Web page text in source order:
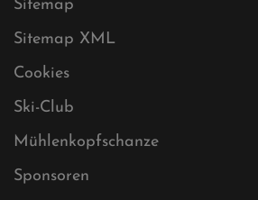
Sitemap
Sitemap XML
Cookies
Ski-Club
Mühlenkopfschanze
Sponsoren